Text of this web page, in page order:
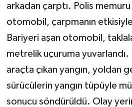
arkadan çarptı. Polis memuru
otomobil, çarpmanın
Bariyeri aşan otomobil,
metrelik uçuruma
araçta çıkan yangın, yoldan
sürücülerin yangın tüpüyle
sonucu söndürüldü. Olay
MAGAZİN
POLİTİKA
Sağlık